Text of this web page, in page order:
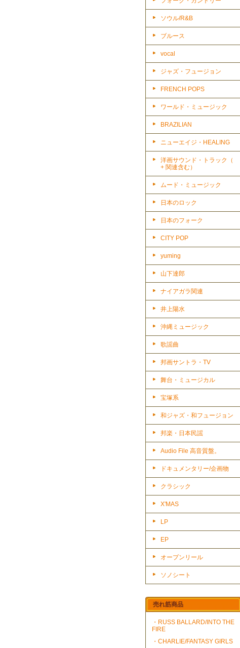
ソウル/R&B
ブルース
vocal
ジャズ・フュージョン
FRENCH POPS
ワールド・ミュージック
BRAZILIAN
ニューエイジ・HEALING
洋画サウンド・トラック（
+ 関連含む）
ムード・ミュージック
日本のロック
日本のフォーク
CITY POP
yuming
山下達郎
ナイアガラ関連
井上陽水
沖縄ミュージック
歌謡曲
邦画サントラ・TV
舞台・ミュージカル
宝塚系
和ジャズ・和フュージョン
邦楽・日本民謡
Audio File 高音質盤。
ドキュメンタリー/企画物
クラシック
X'MAS
LP
EP
オープンリール
ソノシート
売れ筋商品
・RUSS BALLARD/INTO THE
FIRE
・CHARLIE/FANTASY GIRLS